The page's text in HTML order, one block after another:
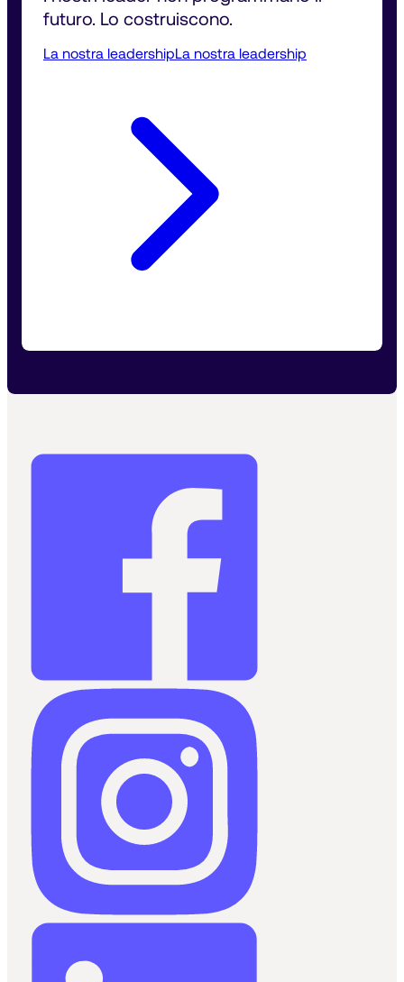
futuro. Lo costruiscono.
La nostra leadershipLa nostra leadership